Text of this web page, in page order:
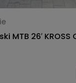
MTB 26′